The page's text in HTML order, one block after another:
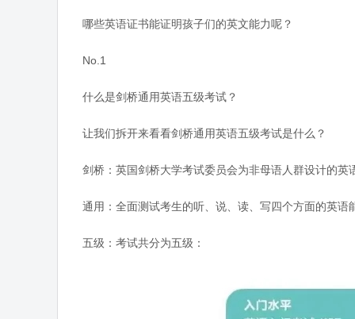
哪些英语证书能证明孩子们的英文能力呢？
No.1
什么是剑桥通用英语五级考试？
让我们拆开来看看剑桥通用英语五级考试是什么？
剑桥：英国剑桥大学考试委员会为非母语人群设计的英
通用：全面测试考生的听、说、读、写四个方面的英语
五级：考试共分为五级：